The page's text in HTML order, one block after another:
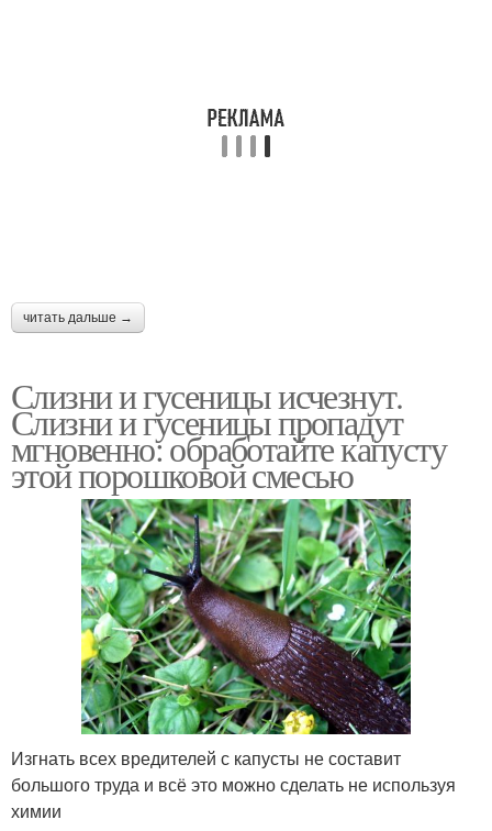
читать дальше →
Слизни и гусеницы исчезнут.
Слизни и гусеницы пропадут
мгновенно: обработайте капусту
этой порошковой смесью
Изгнать всех вредителей с капусты не составит
большого труда и всё это можно сделать не используя
химии